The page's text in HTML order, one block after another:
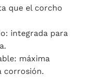
que el corcho
integrada para
máxima
corrosión.